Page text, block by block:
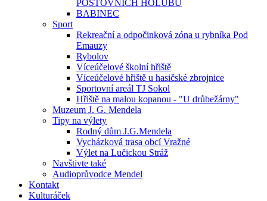
POŠTOVNÍCH HOLUBŮ
BABINEC
Sport
Rekreační a odpočinková zóna u rybníka Pod
Emauzy
Rybolov
Víceúčelové školní hřiště
Víceúčelové hřiště u hasičské zbrojnice
Sportovní areál TJ Sokol
Hřiště na malou kopanou - "U drůbežárny"
Muzeum J. G. Mendela
Tipy na výlety
Rodný dům J.G.Mendela
Vycházková trasa obcí Vražné
Výlet na Lučickou Stráž
Navštivte také
Audioprůvodce Mendel
Kontakt
Kulturáček